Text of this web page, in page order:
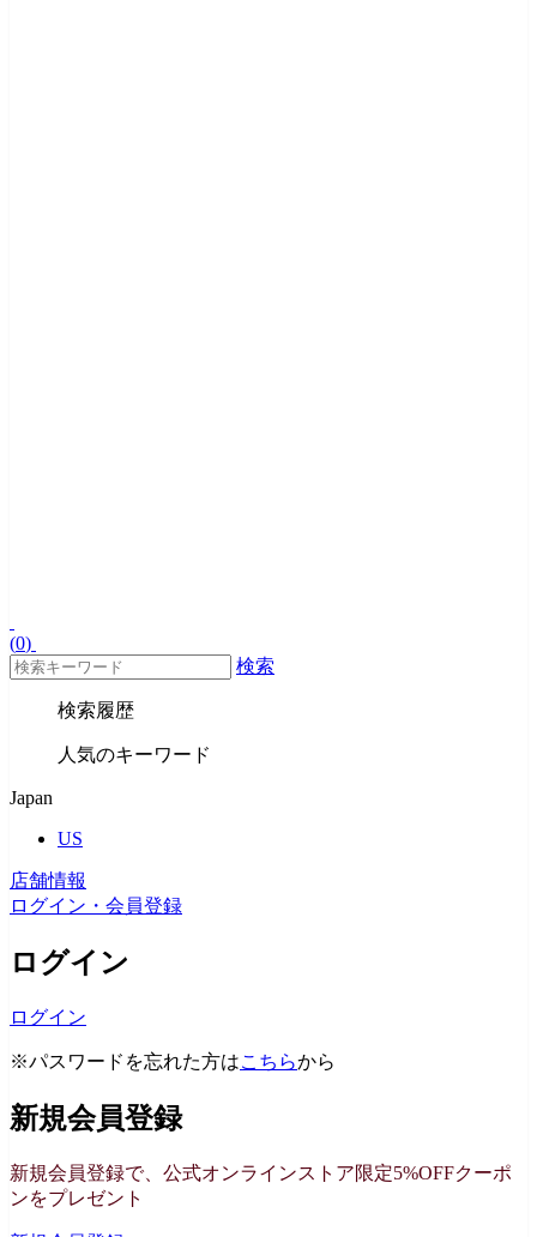
(0)
検索
検索履歴
人気のキーワード
Japan
US
店舗情報
ログイン・会員登録
ログイン
ログイン
※パスワードを忘れた方はこちらから
新規会員登録
新規会員登録で、公式オンラインストア限定5%OFFクーポ
ンをプレゼント